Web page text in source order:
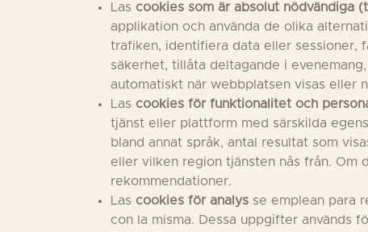
Las cookies som är absolut nödvändiga
applikation och använda de olika
trafiken, identifiera data eller sessioner,
säkerhet, tillåta deltagande i
automatiskt när webbplatsen visas eller
Las cookies för funktionalitet och
tjänst eller plattform med särskilda
bland annat språk, antal resultat som
eller vilken region tjänsten nås från.
rekommendationer.
Las cookies för analys se emplean para
con la misma. Dessa uppgifter används